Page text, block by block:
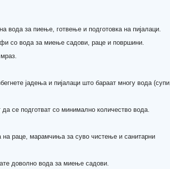
за пиење, готвење и подготовка на пијалаци.
со вода за миење садови, раце и површини.
јадења и пијалаци што бараат многу вода (супи,
се подготват со минимално количество вода.
на раце, марамчиња за суво чистење и санитарни
доволно вода за миење садови.